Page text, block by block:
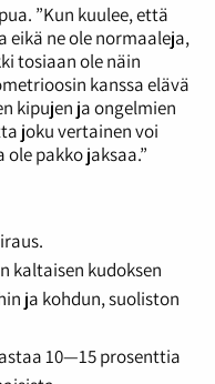
”Kun kuulee, että
eikä ne ole normaaleja,
tosiaan ole näin
kanssa elävä
kipujen ja ongelmien
joku vertainen voi
pakko jaksaa.”
kaltaisen kudoksen
ja kohdun, suoliston
10—15 prosenttia